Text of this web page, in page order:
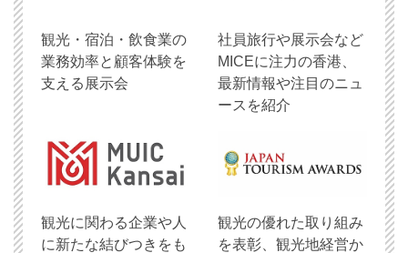
観光・宿泊・飲食業の
業務効率と顧客体験を
支える展示会
社員旅行や展示会など
MICEに注力の香港、
最新情報や注目のニュ
ースを紹介
観光に関わる企業や人
に新たな結びつきをも
観光の優れた取り組み
を表彰、観光地経営か